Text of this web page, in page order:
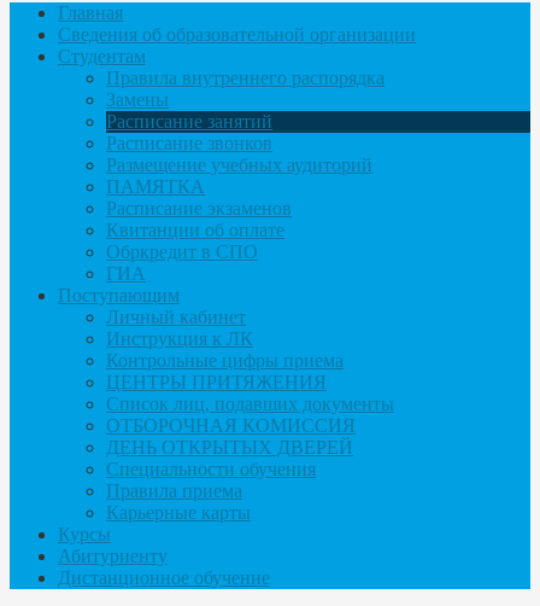
Главная
Сведения об образовательной организации
Студентам
Правила внутреннего распорядка
Замены
Расписание занятий
Расписание звонков
Размещение учебных аудиторий
ПАМЯТКА
Расписание экзаменов
Квитанции об оплате
Обркредит в СПО
ГИА
Поступающим
Личный кабинет
Инструкция к ЛК
Контрольные цифры приема
ЦЕНТРЫ ПРИТЯЖЕНИЯ
Список лиц, подавших документы
ОТБОРОЧНАЯ КОМИССИЯ
ДЕНЬ ОТКРЫТЫХ ДВЕРЕЙ
Специальности обучения
Правила приема
Карьерные карты
Курсы
Абитуриенту
Дистанционное обучение